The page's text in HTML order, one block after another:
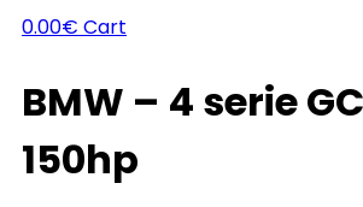
0.00€ Cart
BMW – 4 serie
150hp